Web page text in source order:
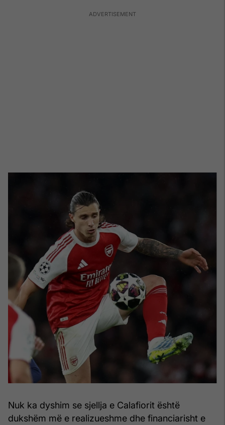
Nuk ka dyshim se sjellja e Calafiorit është
dukshëm më e realizueshme dhe financiarisht e